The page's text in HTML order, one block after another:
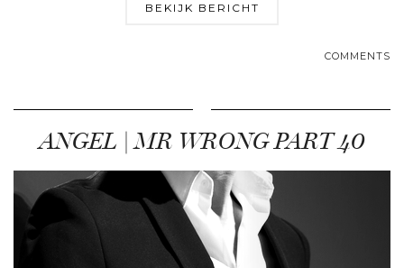
BEKIJK BERICHT
COMMENTS
ANGEL | MR WRONG PART 40